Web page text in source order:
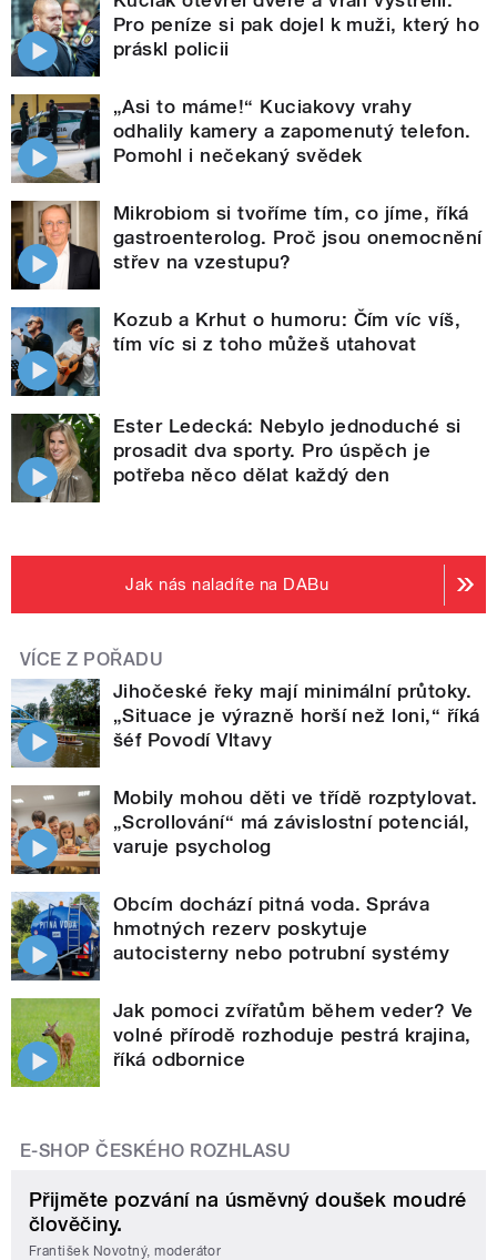
Pro peníze si pak dojel k muži, který ho
práskl policii
„Asi to máme!“ Kuciakovy vrahy
odhalily kamery a zapomenutý telefon.
Pomohl i nečekaný svědek
Mikrobiom si tvoříme tím, co jíme, říká
gastroenterolog. Proč jsou onemocnění
střev na vzestupu?
Kozub a Krhut o humoru: Čím víc víš,
tím víc si z toho můžeš utahovat
Ester Ledecká: Nebylo jednoduché si
prosadit dva sporty. Pro úspěch je
potřeba něco dělat každý den
Jak nás naladíte na DABu
VÍCE Z POŘADU
Jihočeské řeky mají minimální průtoky.
„Situace je výrazně horší než loni,“ říká
šéf Povodí Vltavy
Mobily mohou děti ve třídě rozptylovat.
„Scrollování“ má závislostní potenciál,
varuje psycholog
Obcím dochází pitná voda. Správa
hmotných rezerv poskytuje
autocisterny nebo potrubní systémy
Jak pomoci zvířatům během veder? Ve
volné přírodě rozhoduje pestrá krajina,
říká odbornice
E-SHOP ČESKÉHO ROZHLASU
Přijměte pozvání na úsměvný doušek moudré
člověčiny.
František Novotný, moderátor